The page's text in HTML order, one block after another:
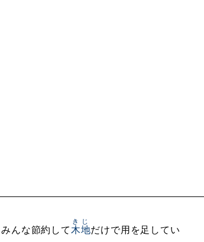
んな節約して 木地
きじ
だけで用を足してい